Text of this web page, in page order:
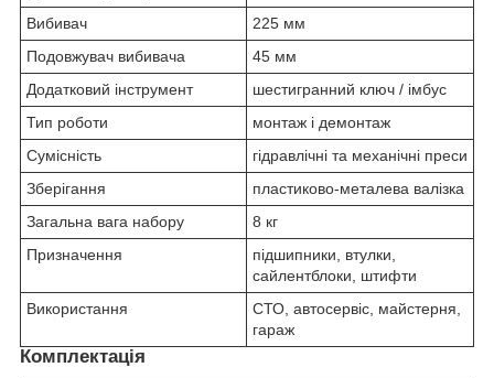
Вибивач
225 мм
Подовжувач вибивача
45 мм
Додатковий інструмент
шестигранний ключ / імбус
Тип роботи
монтаж і демонтаж
Сумісність
гідравлічні та механічні преси
Зберігання
пластиково-металева валізка
Загальна вага набору
8 кг
Призначення
підшипники, втулки,
сайлентблоки, штифти
Використання
СТО, автосервіс, майстерня,
гараж
Комплектація